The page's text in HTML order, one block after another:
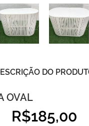
DO
OVAL
R$185,00